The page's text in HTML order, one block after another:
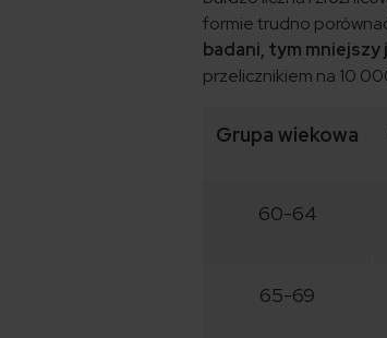
formie trudno
badani, tym
przelicznikiem na 10
Grupa wiekowa
60-64
65-69